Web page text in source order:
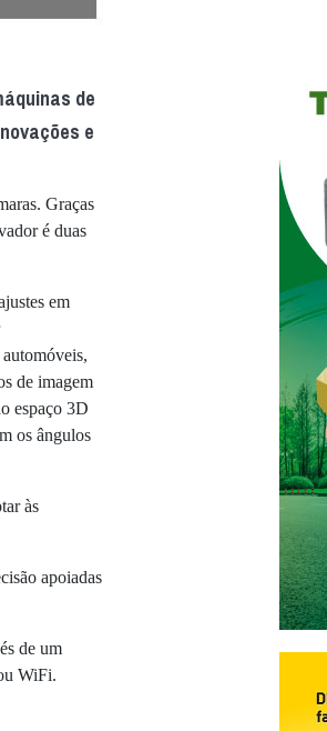
de
e
Graças
é duas
em
de imagem
espaço 3D
os ângulos
às
apoiadas
de um
WiFi.